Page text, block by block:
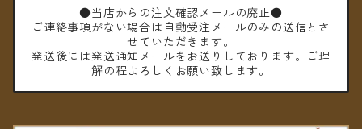
●当店からの注文確認メールの廃止●
ご連絡事項がない場合は自動受注メールのみの送信とさ
せていただきます。
発送後には発送通知メールをお送りしております。ご理
解の程よろしくお願い致します。